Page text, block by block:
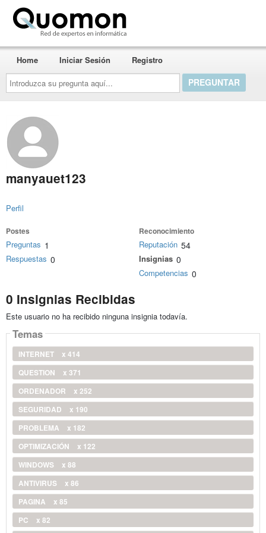
Introduzca
su
pregunta
aquí...
Home Iniciar Sesión Registro
manyauet123
Perfil
Postes
Preguntas 1
Respuestas 0
Reconocimiento
Reputación 54
Insignias 0
Competencias 0
0 Insignias Recibidas
Este usuario no ha recibido ninguna insignia todavía.
Temas
INTERNET
x 414
QUESTION
x 371
ORDENADOR
x 252
SEGURIDAD
x 190
PROBLEMA
x 182
OPTIMIZACIÓN
x 122
WINDOWS
x 88
ANTIVIRUS
x 86
PAGINA
x 85
PC
x 82